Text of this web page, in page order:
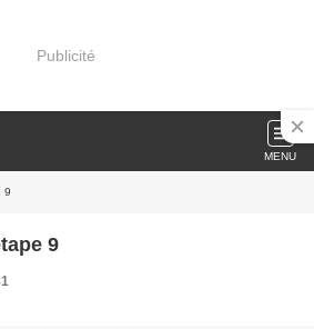
Publicité
MENU
9
9